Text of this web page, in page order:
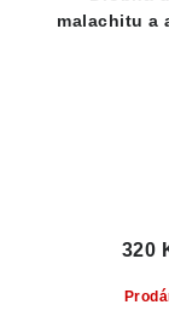
malachitu a
320